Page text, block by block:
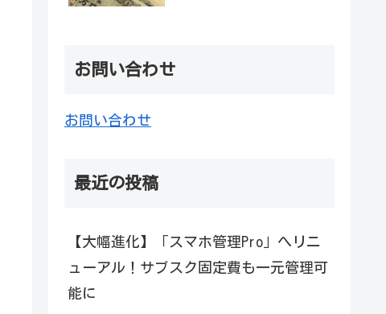
お問い合わせ
お問い合わせ
最近の投稿
【大幅進化】「スマホ管理Pro」へリニ
ューアル！サブスク固定費も一元管理可
能に